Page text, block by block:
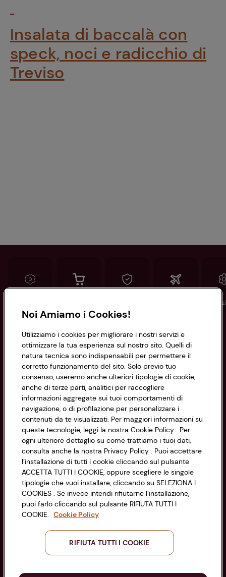
Insalata di baccalà con
speck, noci e radicchio di
Treviso
Informazioni
Privacy Policy
Cookie Policy
Impostazioni Cookie
Accessibilità
CONAD SOCIETÀ COOPERATIVA
Via Michelino, 59 | 40127 BOLOGNA
Codice Fiscale e Registro Imprese
di Bologna 00865960157
PARTITA IVA 03320960374
Servizio clienti
Seguici sui Social:
Scarica l'app
Noi Amiamo i Cookies!
Utilizziamo i cookies per migliorare i nostri servizi e
ottimizzare la tua esperienza sul nostro sito. Quelli di
natura tecnica sono indispensabili per permettere il
corretto funzionamento del sito. Solo previo tuo
consenso, useremo anche ulteriori tipologie di cookie,
anche di terze parti, analitici per raccogliere
informazioni aggregate sui tuoi comportamenti di
navigazione, o di profilazione per personalizzare i
contenuti da te visualizzati. Per maggiori informazioni su
queste tecnologie, leggi la nostra Cookie Policy . Per
ogni ulteriore dettaglio su come trattiamo i tuoi dati,
consulta anche la nostra Privacy Policy . Puoi accettare
l’installazione di tutti i cookie cliccando sul pulsante
ACCETTA TUTTI I COOKIE, oppure scegliere le singole
tipologie che vuoi installare, cliccando su SELEZIONA I
COOKIES . Se invece intendi rifiutarne l’installazione,
puoi farlo cliccando sul pulsante RIFIUTA TUTTI I
COOKIE. Cookie Policy
RIFIUTA TUTTI I COOKIE